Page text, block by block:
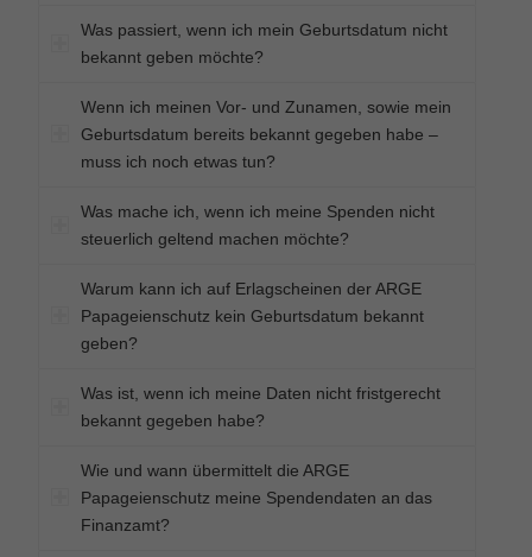
Was passiert, wenn ich mein Geburtsdatum nicht
bekannt geben möchte?
Wenn ich meinen Vor- und Zunamen, sowie mein
Geburtsdatum bereits bekannt gegeben habe –
muss ich noch etwas tun?
Was mache ich, wenn ich meine Spenden nicht
steuerlich geltend machen möchte?
Warum kann ich auf Erlagscheinen der ARGE
Papageienschutz kein Geburtsdatum bekannt
geben?
Was ist, wenn ich meine Daten nicht fristgerecht
bekannt gegeben habe?
Wie und wann übermittelt die ARGE
Papageienschutz meine Spendendaten an das
Finanzamt?